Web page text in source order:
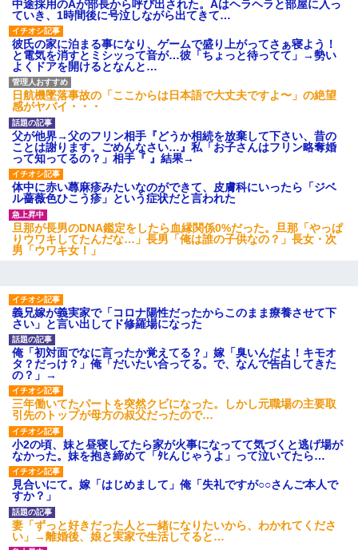
中途採用のAが部長から呼び出された。Aはヘラヘラと部屋に入っ
ていき、1時間後に号泣しながら出てきて…
彼氏の家に泊まる事になり、ゲームで盛り上がってさぁ寝よう！
と電気を消すとミシッって音が…彼「ちょっと待ってて」→勢い
よくドアを開けるとなんと…
日航機墜落事故の「ここからは日本語で大丈夫ですよ〜」の絶望
感がヤバイ・・・
父が他界→父のフリン相手『どうか相続を放棄して下さい、昔の
ことは謝ります。ごめんなさい…』私「お子さんはフリン略奪婚
って知ってるの？」相手『 』結果→
体中に赤い蕁麻疹みたいなのができて、皮膚科にいったら「ジベ
ル薔薇色ひこう疹」という症状だと言われた
旦那が長男のDNA鑑定をしたら血縁関係0%だった。旦那「やっぱ
りウワキしてたんだな…」長男「俺は誰の子供なの？」長女・次
男「ウワキ女！」
義兄嫁が義実家で「コロナ陽性だったからこのまま療養させて下
さい」と言い出してド修羅場になった
俺「初対面でなに言ったか覚えてる？」嫁「臭いんだよ！キモオ
タ？だっけ？」俺「だいたい合ってる。で、なんで告白してきた
の？」→
三年働いてたパートを突然クビになった。しかし元職場の主要取
引先のトップが母方の叔父だったので…
小2の頃、妹と昼寝してたら家が火事になってて気づくと逃げ場が
なかった。妹を抱き締めて「ﾀﾋんじゃうよ」って泣いてたら…
見合いにて。嫁「はじめまして」俺「失礼ですが○○さんご本人で
すか？」
妻「ずっと好きだった人と一緒になりたいから、わかれてくださ
い」→離婚後、娘と実家で生活してると…